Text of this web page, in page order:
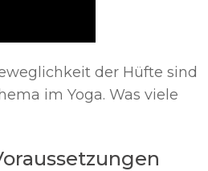
der Hüfte sind
im Yoga. Was viele